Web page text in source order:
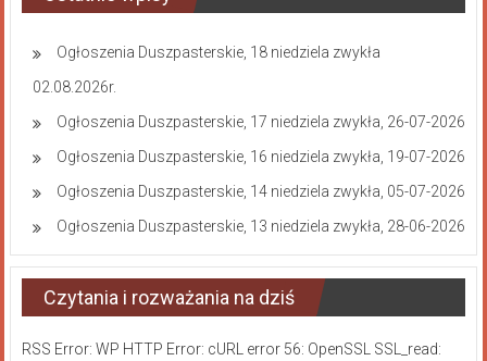
Ogłoszenia Duszpasterskie, 18 niedziela zwykła
02.08.2026r.
Ogłoszenia Duszpasterskie, 17 niedziela zwykła, 26-07-2026
Ogłoszenia Duszpasterskie, 16 niedziela zwykła, 19-07-2026
Ogłoszenia Duszpasterskie, 14 niedziela zwykła, 05-07-2026
Ogłoszenia Duszpasterskie, 13 niedziela zwykła, 28-06-2026
Czytania i rozważania na dziś
RSS Error: WP HTTP Error: cURL error 56: OpenSSL SSL_read: